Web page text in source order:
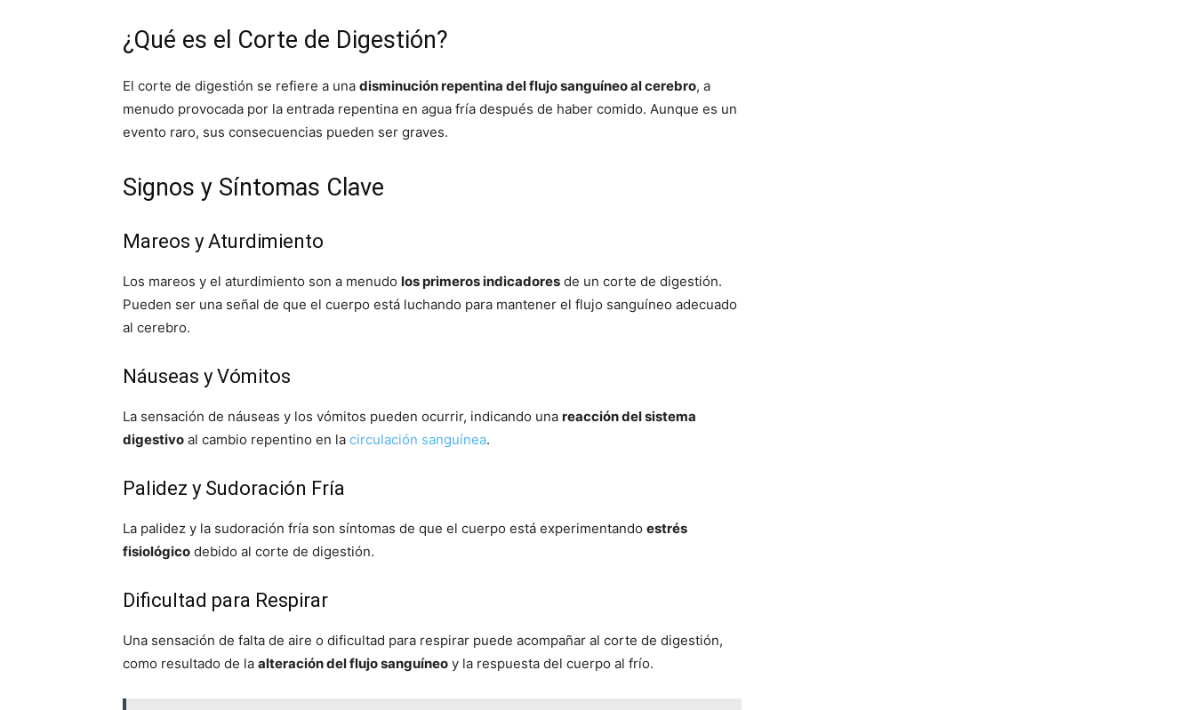
¿Qué es el Corte de Digestión?
El corte de digestión se refiere a una disminución repentina del flujo sanguíneo al cerebro, a
menudo provocada por la entrada repentina en agua fría después de haber comido. Aunque es un
evento raro, sus consecuencias pueden ser graves.
Signos y Síntomas Clave
Mareos y Aturdimiento
Los mareos y el aturdimiento son a menudo los primeros indicadores de un corte de digestión.
Pueden ser una señal de que el cuerpo está luchando para mantener el flujo sanguíneo adecuado
al cerebro.
Náuseas y Vómitos
La sensación de náuseas y los vómitos pueden ocurrir, indicando una reacción del sistema
digestivo al cambio repentino en la circulación sanguínea.
Palidez y Sudoración Fría
La palidez y la sudoración fría son síntomas de que el cuerpo está experimentando estrés
fisiológico debido al corte de digestión.
Dificultad para Respirar
Una sensación de falta de aire o dificultad para respirar puede acompañar al corte de digestión,
como resultado de la alteración del flujo sanguíneo y la respuesta del cuerpo al frío.